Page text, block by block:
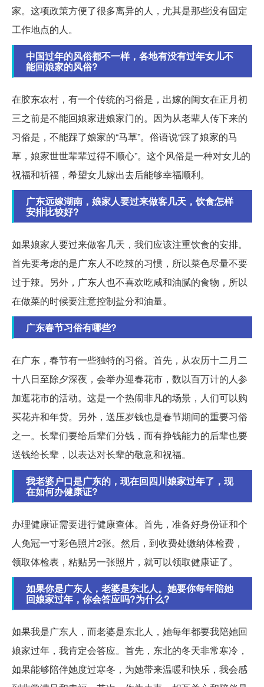
家。这项政策方便了很多离异的人，尤其是那些没有固定
工作地点的人。
中国过年的风俗都不一样，各地有没有过年女儿不
能回娘家的风俗?
在胶东农村，有一个传统的习俗是，出嫁的闺女在正月初
三之前是不能回娘家进娘家门的。因为从老辈人传下来的
习俗是，不能踩了娘家的“马草”。俗语说“踩了娘家的马
草，娘家世世辈辈过得不顺心”。这个风俗是一种对女儿的
祝福和祈福，希望女儿嫁出去后能够幸福顺利。
广东远嫁湖南，娘家人要过来做客几天，饮食怎样
安排比较好?
如果娘家人要过来做客几天，我们应该注重饮食的安排。
首先要考虑的是广东人不吃辣的习惯，所以菜色尽量不要
过于辣。另外，广东人也不喜欢吃咸和油腻的食物，所以
在做菜的时候要注意控制盐分和油量。
广东春节习俗有哪些?
在广东，春节有一些独特的习俗。首先，从农历十二月二
十八日至除夕深夜，会举办迎春花市，数以百万计的人参
加逛花市的活动。这是一个热闹非凡的场景，人们可以购
买花卉和年货。另外，送压岁钱也是春节期间的重要习俗
之一。长辈们要给后辈们分钱，而有挣钱能力的后辈也要
送钱给长辈，以表达对长辈的敬意和祝福。
我老婆户口是广东的，现在回四川娘家过年了，现
在如何办健康证?
办理健康证需要进行健康查体。首先，准备好身份证和个
人免冠一寸彩色照片2张。然后，到收费处缴纳体检费，
领取体检表，粘贴另一张照片，就可以领取健康证了。
如果你是广东人，老婆是东北人。她要你每年陪她
回娘家过年，你会答应吗?为什么?
如果我是广东人，而老婆是东北人，她每年都要我陪她回
娘家过年，我肯定会答应。首先，东北的冬天非常寒冷，
如果能够陪伴她度过寒冬，为她带来温暖和快乐，我会感